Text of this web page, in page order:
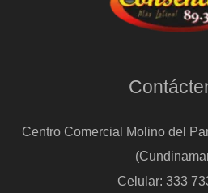
Centro Comercial Molino del
Celular: 333